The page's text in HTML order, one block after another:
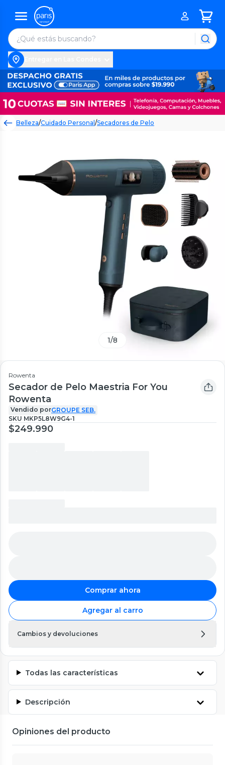
Belleza/Cuidado Personal/Secadores de Pelo
1/8
Rowenta
Secador de Pelo Maestria For You
Rowenta
Vendido porGROUPE SEB.
SKU MKP5L8W9G4-1
$249.990
Comprar ahora
Agregar al carro
Cambios y devoluciones
Todas las características
Descripción
Opiniones del producto